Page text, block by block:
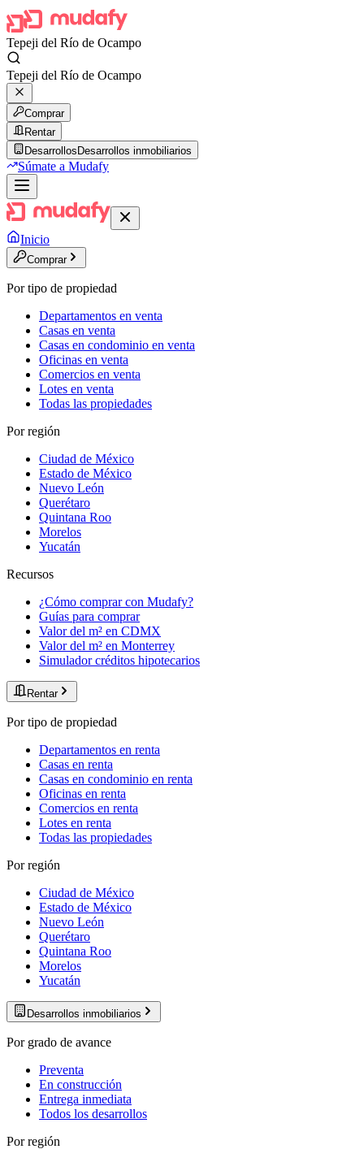
Tepeji del Río de Ocampo
Tepeji del Río de Ocampo
Comprar
Rentar
Desarrollos Desarrollos inmobiliarios
Súmate a Mudafy
Inicio
Comprar
Por tipo de propiedad
Departamentos en venta
Casas en venta
Casas en condominio en venta
Oficinas en venta
Comercios en venta
Lotes en venta
Todas las propiedades
Por región
Ciudad de México
Estado de México
Nuevo León
Querétaro
Quintana Roo
Morelos
Yucatán
Recursos
¿Cómo comprar con Mudafy?
Guías para comprar
Valor del m² en CDMX
Valor del m² en Monterrey
Simulador créditos hipotecarios
Rentar
Por tipo de propiedad
Departamentos en renta
Casas en renta
Casas en condominio en renta
Oficinas en renta
Comercios en renta
Lotes en renta
Todas las propiedades
Por región
Ciudad de México
Estado de México
Nuevo León
Querétaro
Quintana Roo
Morelos
Yucatán
Desarrollos inmobiliarios
Por grado de avance
Preventa
En construcción
Entrega inmediata
Todos los desarrollos
Por región